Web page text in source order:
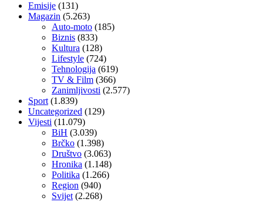
Emisije (131)
Magazin (5.263)
Auto-moto (185)
Biznis (833)
Kultura (128)
Lifestyle (724)
Tehnologija (619)
TV & Film (366)
Zanimljivosti (2.577)
Sport (1.839)
Uncategorized (129)
Vijesti (11.079)
BiH (3.039)
Brčko (1.398)
Društvo (3.063)
Hronika (1.148)
Politika (1.266)
Region (940)
Svijet (2.268)